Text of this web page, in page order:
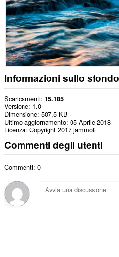
Informazioni sullo sfondo
Scaricamenti 15.185
Versione 1.0
Dimensione 507,5 KB
Ultimo aggiornamento 05 Aprile 2018
Licenza Copyright 2017 jammoll
Commenti degli utenti
Commenti: 0